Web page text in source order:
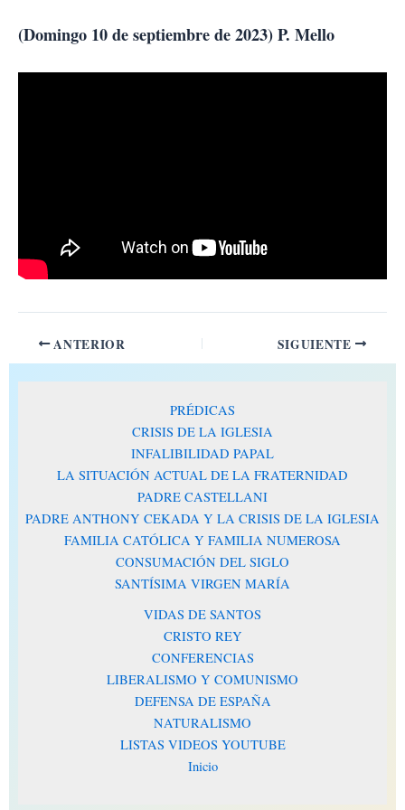
(Domingo 10 de septiembre de 2023) P. Mello
ANTERIOR SIGUIENTE
PRÉDICAS
CRISIS DE LA IGLESIA
INFALIBILIDAD PAPAL
LA SITUACIÓN ACTUAL DE LA FRATERNIDAD
PADRE CASTELLANI
PADRE ANTHONY CEKADA Y LA CRISIS DE LA IGLESIA
FAMILIA CATÓLICA Y FAMILIA NUMEROSA
CONSUMACIÓN DEL SIGLO
SANTÍSIMA VIRGEN MARÍA
VIDAS DE SANTOS
CRISTO REY
CONFERENCIAS
LIBERALISMO Y COMUNISMO
DEFENSA DE ESPAÑA
NATURALISMO
LISTAS VIDEOS YOUTUBE
Inicio